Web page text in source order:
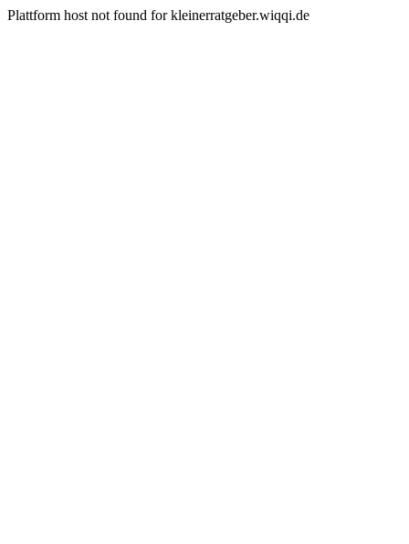
Plattform host not found for kleinerratgeber.wiqqi.de